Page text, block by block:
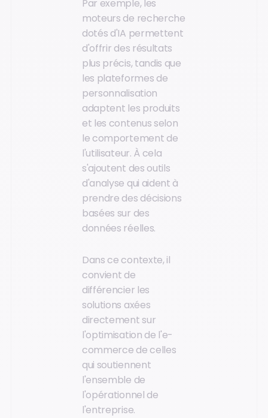
Par exemple, les
moteurs de recherche
dotés d'IA permettent
d'offrir des résultats
plus précis, tandis que
les plateformes de
personnalisation
adaptent les produits
et les contenus selon
le comportement de
l'utilisateur. À cela
s'ajoutent des outils
d'analyse qui aident à
prendre des décisions
basées sur des
données réelles.
Dans ce contexte, il
convient de
différencier les
solutions axées
directement sur
l'optimisation de l'e-
commerce de celles
qui soutiennent
l'ensemble de
l'opérationnel de
l'entreprise.